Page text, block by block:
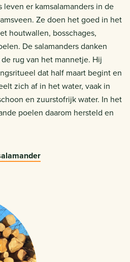
er kamsalamanders in de
Ze doen het goed in het
houtwallen, bosschages,
De salamanders danken
rug van het mannetje. Hij
dat half maart begint en
zich af in het water, vaak in
en zuurstofrijk water. In het
poelen daarom hersteld en